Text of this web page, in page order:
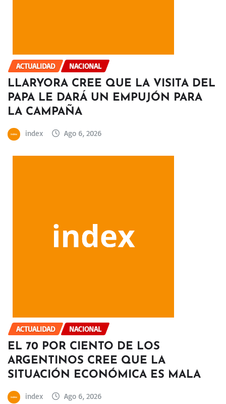
ACTUALIDAD NACIONAL
LLARYORA CREE QUE LA VISITA DEL
PAPA LE DARÁ UN EMPUJÓN PARA
LA CAMPAÑA
index Ago 6, 2026
ACTUALIDAD NACIONAL
EL 70 POR CIENTO DE LOS
ARGENTINOS CREE QUE LA
SITUACIÓN ECONÓMICA ES MALA
index Ago 6, 2026